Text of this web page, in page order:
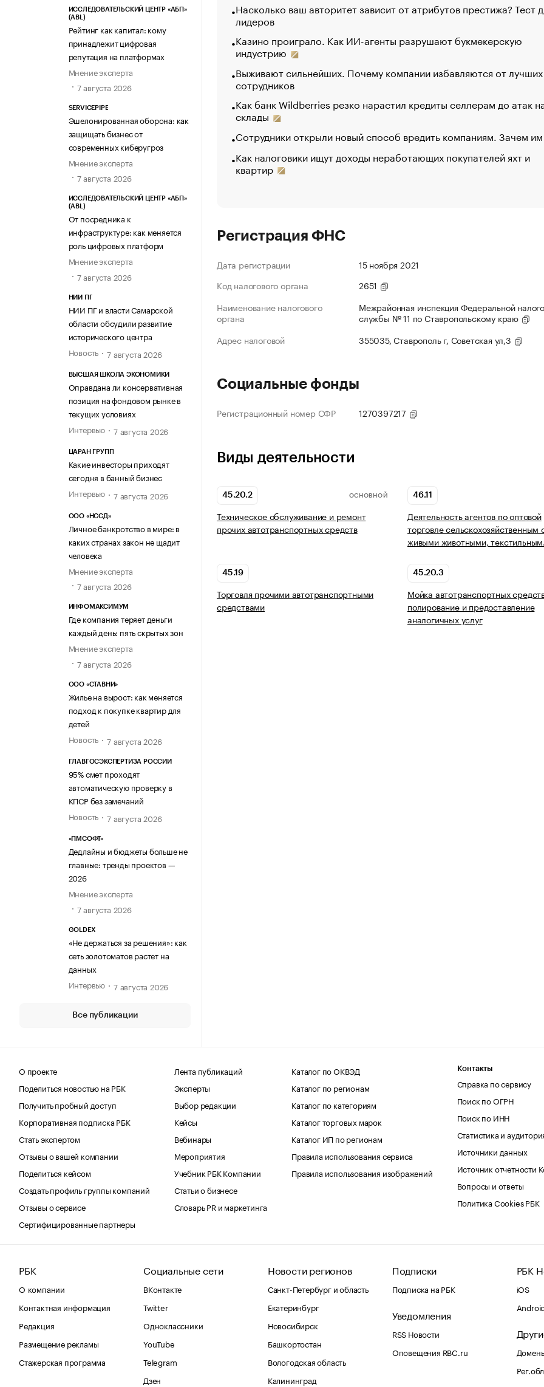
ИССЛЕДОВАТЕЛЬСКИЙ ЦЕНТР «АБП»
(ABL)
Рейтинг как капитал: кому
принадлежит цифровая
репутация на платформах
Мнение эксперта
7 августа 2026
SERVICEPIPE
Эшелонированная оборона: как
защищать бизнес от
современных киберугроз
Мнение эксперта
7 августа 2026
ИССЛЕДОВАТЕЛЬСКИЙ ЦЕНТР «АБП»
(ABL)
От посредника к
инфраструктуре: как меняется
роль цифровых платформ
Мнение эксперта
7 августа 2026
НИИ ПГ
НИИ ПГ и власти Самарской
области обсудили развитие
исторического центра
Новость
7 августа 2026
ВЫСШАЯ ШКОЛА ЭКОНОМИКИ
Оправдана ли консервативная
позиция на фондовом рынке в
текущих условиях
Интервью
7 августа 2026
ЦАРАН ГРУПП
Какие инвесторы приходят
сегодня в банный бизнес
Интервью
7 августа 2026
ООО «НССД»
Личное банкротство в мире: в
каких странах закон не щадит
человека
Мнение эксперта
7 августа 2026
ИНФОМАКСИМУМ
Где компания теряет деньги
каждый день: пять скрытых зон
Мнение эксперта
7 августа 2026
ООО «СТАВНИ»
Жилье на вырост: как меняется
подход к покупке квартир для
детей
Новость
7 августа 2026
ГЛАВГОСЭКСПЕРТИЗА РОССИИ
95% смет проходят
автоматическую проверку в
КПСР без замечаний
Новость
7 августа 2026
«ПМСОФТ»
Дедлайны и бюджеты больше не
главные: тренды проектов —
2026
Мнение эксперта
7 августа 2026
GOLDEX
«Не держаться за решения»: как
сеть золотоматов растет на
данных
Интервью
7 августа 2026
Все публикации
Насколько ваш авторитет зависит от атрибутов престижа? Тест
лидеров
Казино проиграло. Как ИИ-агенты разрушают букмекерскую
индустрию
Выживают сильнейших. Почему компании избавляются от лучших
сотрудников
Как банк Wildberries резко нарастил кредиты селлерам до атак
склады
Сотрудники открыли новый способ вредить компаниям. Зачем
Как налоговики ищут доходы неработающих покупателей яхт и
квартир
Регистрация ФНС
Дата регистрации
15 ноября 2021
Код налогового органа
2651
Наименование налогового
органа
Межрайонная инспекция Федеральной
службы № 11 по Ставропольскому краю
Адрес налоговой
355035, Ставрополь г, Советская ул,3
Социальные фонды
Регистрационный номер СФР 1270397217
Виды деятельности
45.20.2 ОСНОВНОЙ
Техническое обслуживание и ремонт
прочих автотранспортных средств
46.11
Деятельность агентов по оптовой
торговле
живыми животными,
45.19
Торговля прочими автотранспортными
средствами
45.20.3
Мойка автотранспортных
полирование и предоставление
аналогичных услуг
О проекте
Поделиться новостью на РБК
Получить пробный доступ
Корпоративная подписка РБК
Стать экспертом
Отзывы о вашей компании
Поделиться кейсом
Создать профиль группы компаний
Отзывы о сервисе
Сертифицированные партнеры
Лента публикаций
Эксперты
Выбор редакции
Кейсы
Вебинары
Мероприятия
Учебник РБК Компании
Статьи о бизнесе
Словарь PR и маркетинга
Каталог по ОКВЭД
Каталог по регионам
Каталог по категориям
Каталог торговых марок
Каталог ИП по регионам
Правила использования сервиса
Правила использования изображений
Контакты
Справка по сервису
Поиск по ОГРН
Поиск по ИНН
Статистика и
Источники данных
Источник отчетности
Вопросы и ответы
Политика Cookies РБК
РБК
О компании
Контактная информация
Редакция
Размещение рекламы
Стажерская программа
Социальные сети
ВКонтакте
Twitter
Одноклассники
YouTube
Telegram
Дзен
Новости регионов
Санкт-Петербург и область
Екатеринбург
Новосибирск
Башкортостан
Вологодская область
Калининград
Подписки
Подписка на РБК
Уведомления
RSS Новости
Оповещения RBC.ru
РБК
iOS